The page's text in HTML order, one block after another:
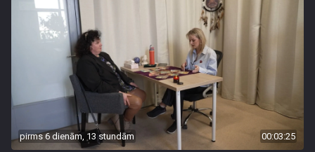
pirms 6 dienām, 13 stundām 00:03:25